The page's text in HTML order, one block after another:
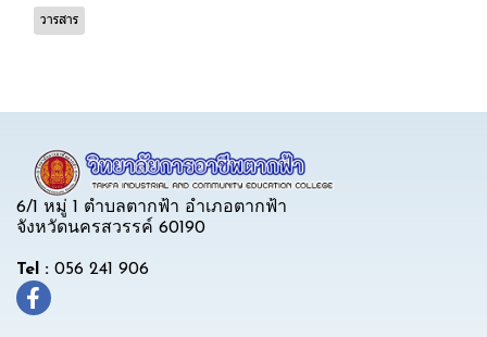
วารสาร
6/1 หมู่ 1 ตำบลตากฟ้า อำเภอตากฟ้า
จังหวัดนครสวรรค์ 60190
Tel : 056 241 906